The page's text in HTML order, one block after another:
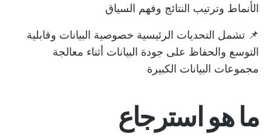
الأنماط وترتيب النتائج وفهم السياق
📌 تشمل التحديات الرئيسية خصوصية البيانات وقابلية
التوسع والحفاظ على جودة البيانات أثناء معالجة
مجموعات البيانات الكبيرة
ما هو استرجاع